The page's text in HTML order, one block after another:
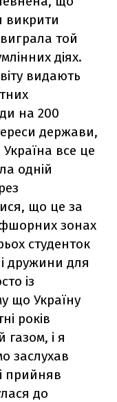
викрити
той
діях.
видають
на 200
держави,
все це
одній
що це за
зонах
студенток
дружини для
із
що Україну
років
і я
заслухав
прийняв
до